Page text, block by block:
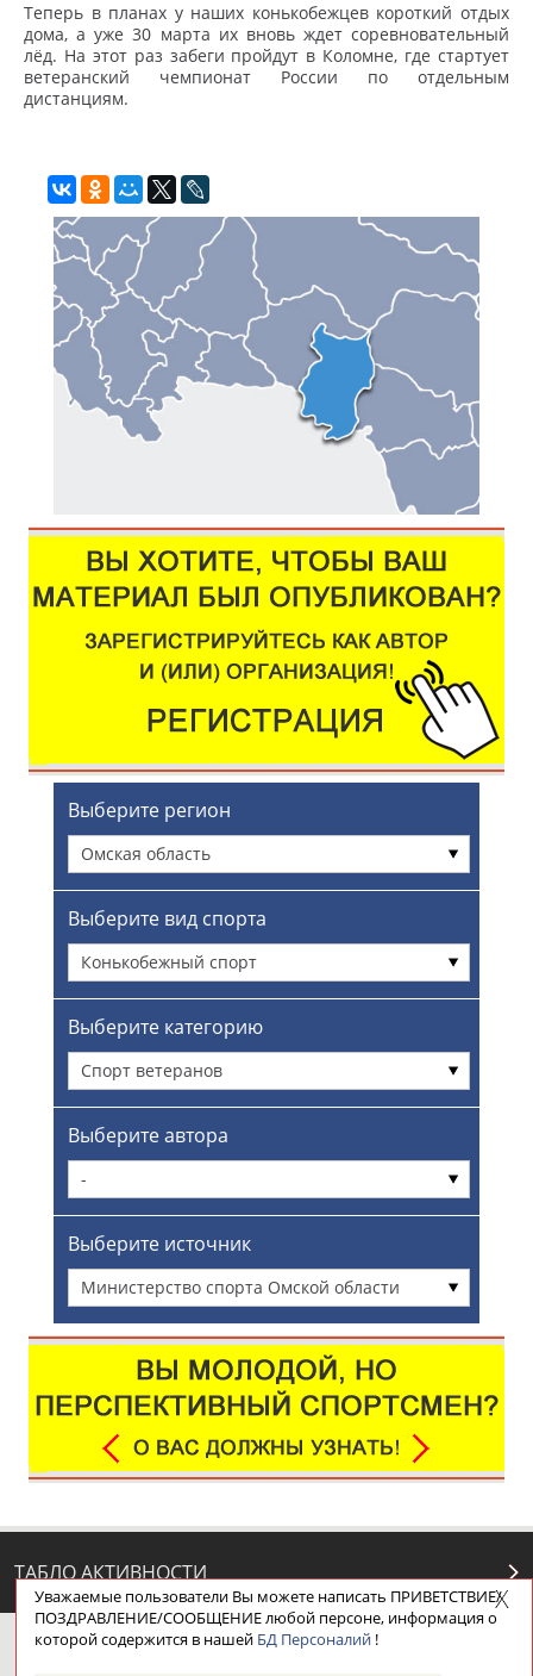
Теперь в планах у наших конькобежцев короткий отдых
дома, а уже 30 марта их вновь ждет соревновательный
лёд. На этот раз забеги пройдут в Коломне, где стартует
ветеранский чемпионат России по отдельным
дистанциям.
Выберите регион
Омская область
Выберите вид спорта
Конькобежный спорт
Выберите категорию
Спорт ветеранов
Выберите автора
-
Выберите источник
Министерство спорта Омской области
ТАБЛО АКТИВНОСТИ
ЦЕЛИ ПРОЕКТА НАШИ КНОПКИ
Уважаемые пользователи Вы можете написать ПРИВЕТСТВИЕ/
ПОЗДРАВЛЕНИЕ/СООБЩЕНИЕ любой персоне, информация о
которой содержится в нашей БД Персоналий!